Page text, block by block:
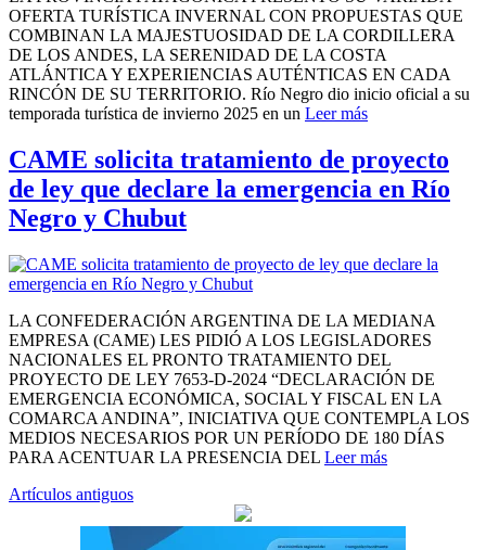
OFERTA TURÍSTICA INVERNAL CON PROPUESTAS QUE
COMBINAN LA MAJESTUOSIDAD DE LA CORDILLERA
DE LOS ANDES, LA SERENIDAD DE LA COSTA
ATLÁNTICA Y EXPERIENCIAS AUTÉNTICAS EN CADA
RINCÓN DE SU TERRITORIO. Río Negro dio inicio oficial a su
temporada turística de invierno 2025 en un Leer más
CAME solicita tratamiento de proyecto
de ley que declare la emergencia en Río
Negro y Chubut
LA CONFEDERACIÓN ARGENTINA DE LA MEDIANA
EMPRESA (CAME) LES PIDIÓ A LOS LEGISLADORES
NACIONALES EL PRONTO TRATAMIENTO DEL
PROYECTO DE LEY 7653-D-2024 “DECLARACIÓN DE
EMERGENCIA ECONÓMICA, SOCIAL Y FISCAL EN LA
COMARCA ANDINA”, INICIATIVA QUE CONTEMPLA LOS
MEDIOS NECESARIOS POR UN PERÍODO DE 180 DÍAS
PARA ACENTUAR LA PRESENCIA DEL Leer más
Navegación
Artículos antiguos